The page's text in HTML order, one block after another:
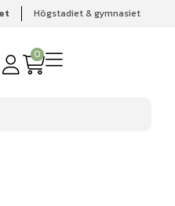
Högstadiet & gymnasiet
0
Teknik & mekanik
Bygga,
750ml.